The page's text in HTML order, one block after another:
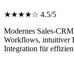
★★★★☆ 4.5/5
Modernes Sales-
Workflows, intuitiver
Integration für